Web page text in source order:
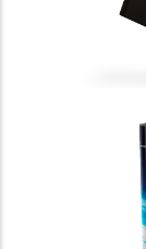
global